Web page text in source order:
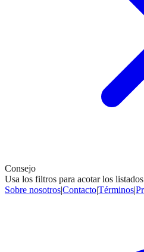
Consejo
Usa los filtros para acotar los
Sobre nosotros|Contacto|Términos|